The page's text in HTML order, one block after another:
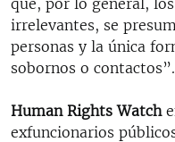
irrelevantes, se
personas y la única
sobornos o contactos”.
Human Rights Watch
exfuncionarios